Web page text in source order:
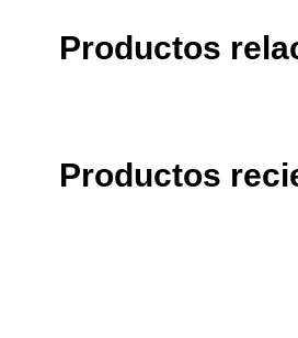
Productos
Productos